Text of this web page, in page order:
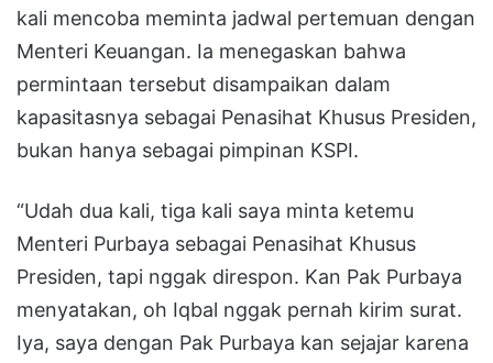
kali mencoba meminta jadwal pertemuan dengan
Menteri Keuangan. Ia menegaskan bahwa
permintaan tersebut disampaikan dalam
kapasitasnya sebagai Penasihat Khusus Presiden,
bukan hanya sebagai pimpinan KSPI.
“Udah dua kali, tiga kali saya minta ketemu
Menteri Purbaya sebagai Penasihat Khusus
Presiden, tapi nggak direspon. Kan Pak Purbaya
menyatakan, oh Iqbal nggak pernah kirim surat.
Iya, saya dengan Pak Purbaya kan sejajar karena